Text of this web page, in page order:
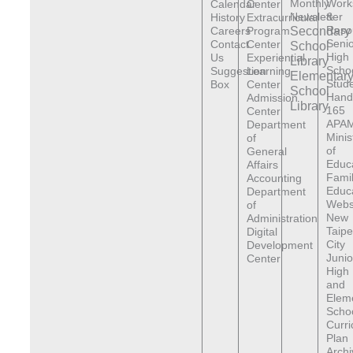
Calendar
History
Careers
Contact
Us
Suggestion
Box
Center
Extracurricular
Program
Center
Experiential
Learning
Center
Admission
Center
Department
of
General
Affairs
Accounting
Department
of
Administration
Digital
Development
Center
Monthly
Newsletter
Secondary
School
Library
Elementary
School
Library
&
High
165
of
New
City
High
and
Plan